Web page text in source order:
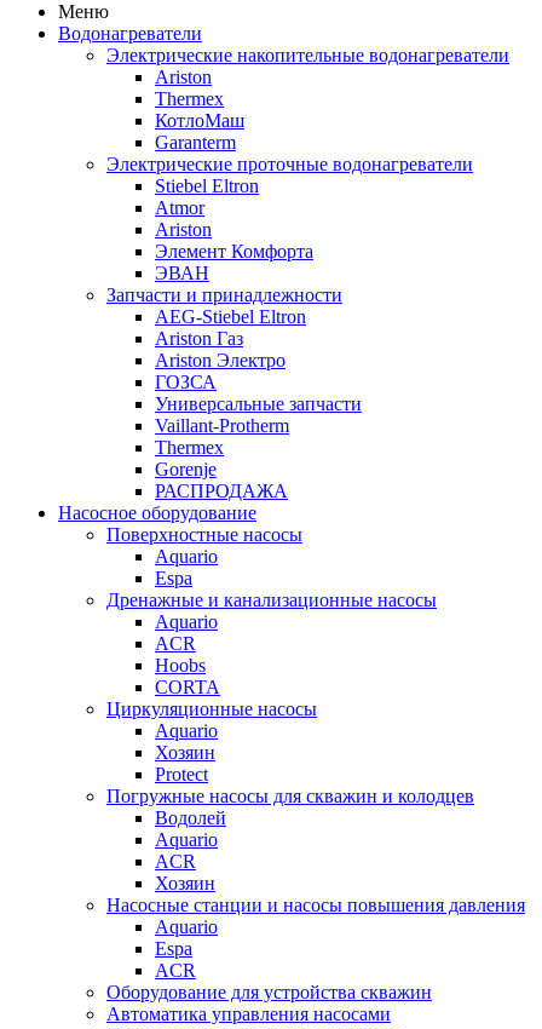
Меню
Водонагреватели
Электрические накопительные водонагреватели
Ariston
Thermex
КотлоМаш
Garanterm
Электрические проточные водонагреватели
Stiebel Eltron
Atmor
Ariston
Элемент Комфорта
ЭВАН
Запчасти и принадлежности
AEG-Stiebel Eltron
Ariston Газ
Ariston Электро
ГОЗСА
Универсальные запчасти
Vaillant-Protherm
Thermex
Gorenje
РАСПРОДАЖА
Насосное оборудование
Поверхностные насосы
Aquario
Espa
Дренажные и канализационные насосы
Aquario
ACR
Hoobs
CORTA
Циркуляционные насосы
Aquario
Хозяин
Protect
Погружные насосы для скважин и колодцев
Водолей
Aquario
ACR
Хозяин
Насосные станции и насосы повышения давления
Aquario
Espa
ACR
Оборудование для устройства скважин
Автоматика управления насосами